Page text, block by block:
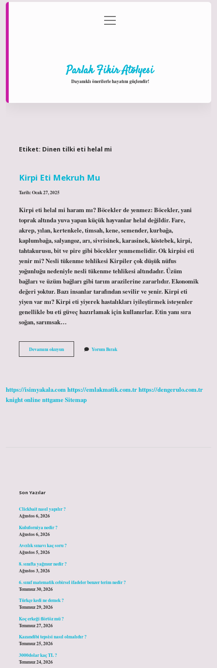
Gizlilik Politikası
menüyü
aç
Parlak Fikir Atölyesi
Dayanıklı önerilerle hayatını güçlendir!
Etiket: Dinen tilki eti helal mi
Kirpi Eti Mekruh Mu
Tarih: Ocak 27, 2025
Kirpi eti helal mi haram mı? Böcekler de yenmez: Böcekler, yani
toprak altında yuva yapan küçük hayvanlar helal değildir. Fare,
akrep, yılan, kertenkele, timsah, kene, semender, kurbağa,
kaplumbağa, salyangoz, arı, sivrisinek, karasinek, köstebek, kirpi,
tahtakurusu, bit ve pire gibi böcekler yenmemelidir. Ok kirpisi eti
yenir mi? Nesli tükenme tehlikesi Kirpiler çok düşük nüfus
yoğunluğu nedeniyle nesli tükenme tehlikesi altındadır. Üzüm
bağları ve üzüm bağları gibi tarım arazilerine zararlıdır. Ekonomik
değeri yoktur. Bazı insanlar tarafından sevilir ve yenir. Kirpi eti
yiyen var mı? Kirpi eti yiyerek hastalıkları iyileştirmek isteyenler
genellikle bu eti güveç hazırlamak için kullanırlar. Etin yanı sıra
soğan, sarımsak…
Devamını okuyunKirpi
Eti
Yorum Bırak
https://isimyakala.comhttps://emlakmatik.com.trhttps://dengerulo.com.tr
knight onlinenttgameSitemap
Son Yazılar
Clickbait nasıl yapılır ?
Ağustos 6, 2026
Kuluforniya nedir ?
Ağustos 6, 2026
Avcılık sınavı kaç soru ?
Ağustos 5, 2026
8. sınıfta yağmur nedir ?
Ağustos 3, 2026
6. sınıf matematik cebirsel ifadeler benzer terim nedir ?
Temmuz 30, 2026
Türkçe kedi ne demek ?
Temmuz 29, 2026
Koç erkeği flörtöz mü ?
Temmuz 27, 2026
Kazandibi tepsisi nasıl olmalıdır ?
Temmuz 25, 2026
3000dolar kaç TL ?
Temmuz 24, 2026